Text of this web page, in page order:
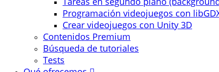
Programación videojuegos con
Crear videojuegos con Unity 3D
Contenidos Premium
Búsqueda de tutoriales
Tests